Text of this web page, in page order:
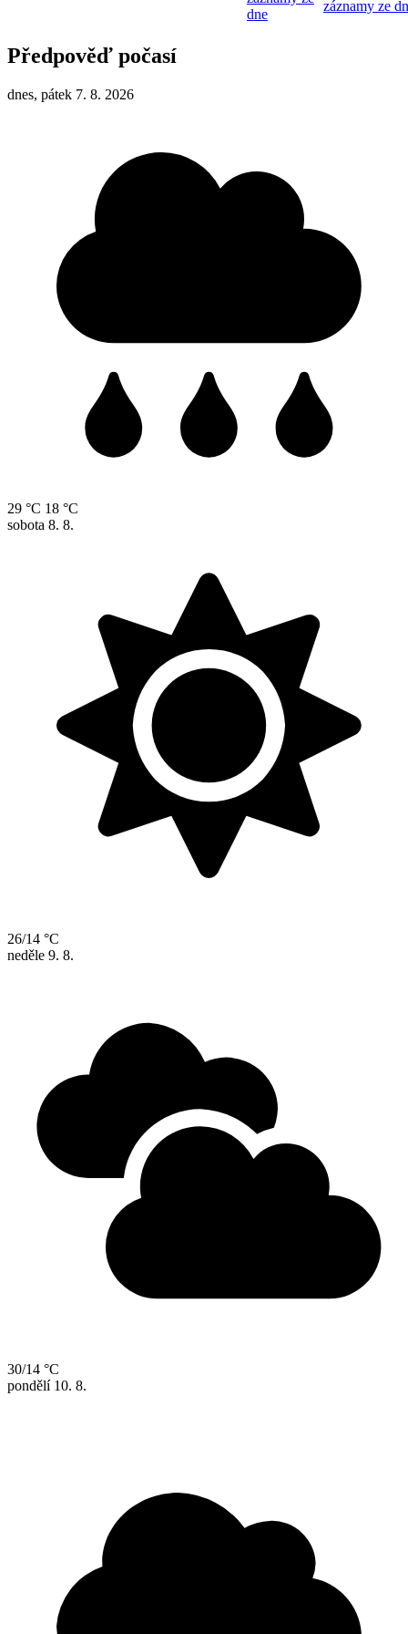
dne
záznamy ze
Předpověď počasí
dnes, pátek 7. 8. 2026
29 °C 18 °C
sobota 8. 8.
26/14 °C
neděle 9. 8.
30/14 °C
pondělí 10. 8.